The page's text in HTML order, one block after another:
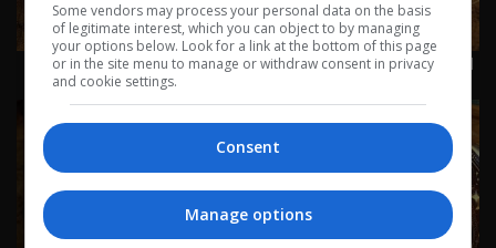
اسرار الفلك مع جاكلين عقيقي | من ١١ الى ١٧ تموز ٢٠٢٦ | 2026
Some vendors may process your personal data on the basis
of legitimate interest, which you can object to by managing
your options below. Look for a link at the bottom of this page
or in the site menu to manage or withdraw consent in privacy
and cookie settings.
Consent
Manage options